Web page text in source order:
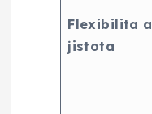
Flexibilita a
jistota